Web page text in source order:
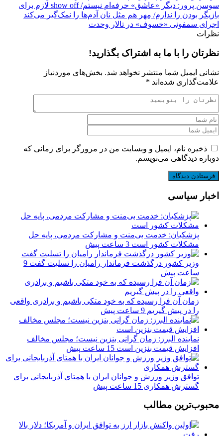
سوسن پرور: دیگر «عاشق» حرفه‌ام نیستم/ show off لازم برای
بازیگر بودن را ندارم/ مِهر هم مثل نان آدم‌ها را نمک‌گیر می‌کند
اجرای سمفونی «خسوف» در تالار وحدت
نظرات
نظرتان را با ما به اشتراک بگذارید!
نشانی ایمیل شما منتشر نخواهد شد. بخش‌های موردنیاز
علامت‌گذاری شده‌اند *
ذخیره نام، ایمیل و وبسایت من در مرورگر برای زمانی که
دوباره دیدگاهی می‌نویسم.
اخبار سیاسی
پزشکیان: خدمت بی‌منت و مشارکت مردمی، پایه حل
مشکلات کشور است 3 ساعت پیش
وزیر کشور درگذشت فرماندار رامیان را تسلیت گفت 9
ساعت پیش
زمان آن فرا رسیده که به خود متکی باشیم و برادری واقعی
را در پیش گیریم 9 ساعت پیش
نماینده البرز: زمان گرانی بنزین نیست؛ مجلس مخالف
افزایش قیمت بنزین است 15 ساعت پیش
توافق وزیر ورزش و جوانان ایران با همتای آذربایجانی برای
گسترش همکاری 15 ساعت پیش
محبوب‌ترین مطالب